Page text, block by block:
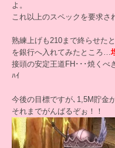
よ。
これ以上のスペックを要求さ
熟練上げも210まで終らせた
を銀行へ入れてみたところ…
接頭の安定王道FH･･･焼くべ
ﾊｲ
今後の目標ですが､1,5M貯金
それまでがんばるぞぉ！！